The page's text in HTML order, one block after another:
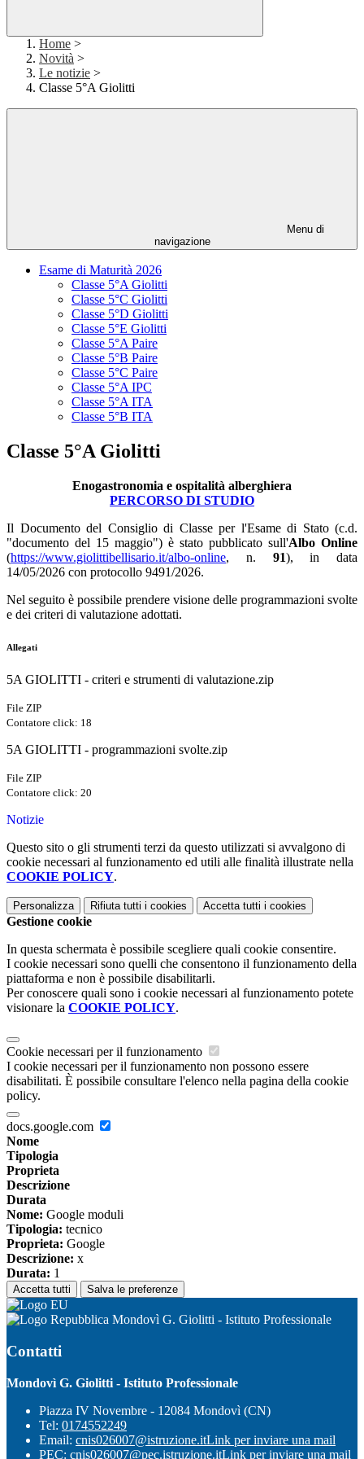
Home >
Novità >
Le notizie >
Classe 5°A Giolitti
Menu di
navigazione
Esame di Maturità 2026
Classe 5°A Giolitti
Classe 5°C Giolitti
Classe 5°D Giolitti
Classe 5°E Giolitti
Classe 5°A Paire
Classe 5°B Paire
Classe 5°C Paire
Classe 5°A IPC
Classe 5°A ITA
Classe 5°B ITA
Classe 5°A Giolitti
Enogastronomia e ospitalità alberghiera
PERCORSO DI STUDIO
Il Documento del Consiglio di Classe per l'Esame di Stato (c.d.
"documento del 15 maggio") è stato pubblicato sull'Albo Online
(https://www.giolittibellisario.it/albo-online, n. 91), in data
14/05/2026 con protocollo 9491/2026.
Nel seguito è possibile prendere visione delle programmazioni svolte
e dei criteri di valutazione adottati.
Allegati
5A GIOLITTI - criteri e strumenti di valutazione.zip
File ZIP
Contatore click: 18
5A GIOLITTI - programmazioni svolte.zip
File ZIP
Contatore click: 20
Notizie
Questo sito o gli strumenti terzi da questo utilizzati si avvalgono di
cookie necessari al funzionamento ed utili alle finalità illustrate nella
COOKIE POLICY.
Personalizza Rifiuta tutti i cookies Accetta tutti i cookies
Gestione cookie
In questa schermata è possibile scegliere quali cookie consentire.
I cookie necessari sono quelli che consentono il funzionamento della
piattaforma e non è possibile disabilitarli.
Per conoscere quali sono i cookie necessari al funzionamento potete
visionare la COOKIE POLICY.
Cookie necessari per il funzionamento
I cookie necessari per il funzionamento non possono essere
disabilitati. È possibile consultare l'elenco nella pagina della cookie
policy.
docs.google.com
Nome
Tipologia
Proprieta
Descrizione
Durata
Nome: Google moduli
Tipologia: tecnico
Proprieta: Google
Descrizione: x
Durata: 1
Accetta tutti Salva le preferenze
Mondovì G. Giolitti - Istituto Professionale
Contatti
Mondovì G. Giolitti - Istituto Professionale
Piazza IV Novembre - 12084 Mondovì (CN)
Tel: 0174552249
Email: cnis026007@istruzione.itLink per inviare una mail
PEC: cnis026007@pec.istruzione.itLink per inviare una mail